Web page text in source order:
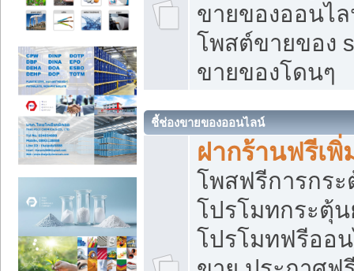
ขายของออนไ
โพสต์ขายของ
ขายของโดนๆ
ชี้ช่องขายของออนไลน์
ฝากร้านฟรีเ
โพสฟรีการกร
โปรโมทกระตุ้
โปรโมทฟรีออ